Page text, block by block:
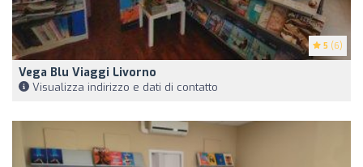
5 (6)
Vega Blu Viaggi Livorno
Visualizza indirizzo e dati di contatto